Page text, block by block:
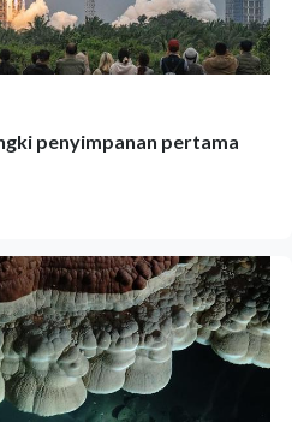
penyimpanan pertama